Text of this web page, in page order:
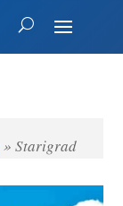
» Starigrad